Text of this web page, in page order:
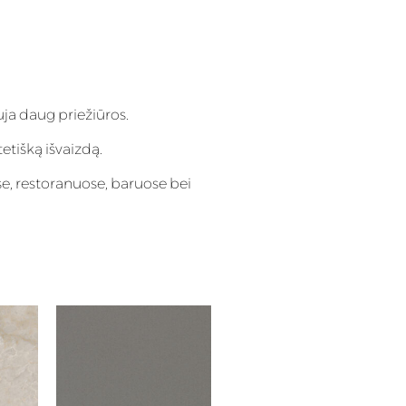
daug priežiūros.
išvaizdą.
restoranuose, baruose bei